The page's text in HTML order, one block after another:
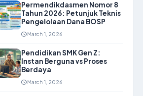
Permendikdasmen Nomor 8
Tahun 2026: Petunjuk Teknis
Pengelolaan Dana BOSP
March 1, 2026
Pendidikan SMK Gen Z:
Instan Berguna vs Proses
Berdaya
March 1, 2026